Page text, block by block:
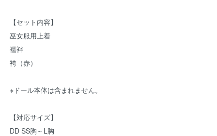
【セット内容】
巫女服用上着
襦袢
袴（赤）
※ドール本体は含まれません。
【対応サイズ】
DD SS胸～L胸